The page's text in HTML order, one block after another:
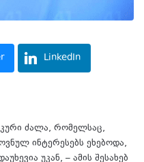
LinkedIn
ძალა, რომელსაც,
ინტერესებს ეხებოდა,
უკან, – ამის შესახებ